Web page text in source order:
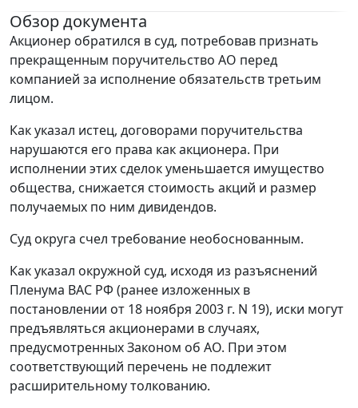
Обзор документа
Акционер обратился в суд, потребовав признать
прекращенным поручительство АО перед
компанией за исполнение обязательств третьим
лицом.
Как указал истец, договорами поручительства
нарушаются его права как акционера. При
исполнении этих сделок уменьшается имущество
общества, снижается стоимость акций и размер
получаемых по ним дивидендов.
Суд округа счел требование необоснованным.
Как указал окружной суд, исходя из разъяснений
Пленума ВАС РФ (ранее изложенных в
постановлении от 18 ноября 2003 г. N 19), иски могут
предъявляться акционерами в случаях,
предусмотренных Законом об АО. При этом
соответствующий перечень не подлежит
расширительному толкованию.